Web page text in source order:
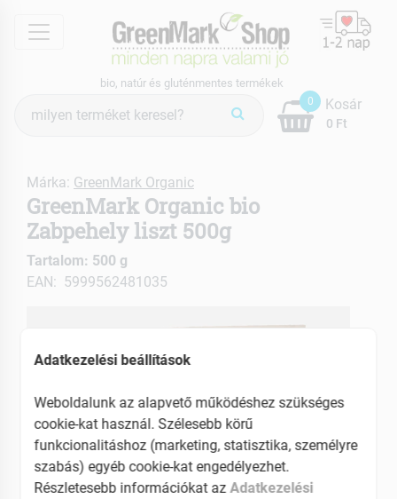
menu
bio, natúr és gluténmentes termékek
keresés
0
0 Ft
Kosár
Márka: GreenMark Organic
GreenMark Organic bio
Zabpehely liszt 500g
Tartalom: 500 g
EAN: 5999562481035
Adatkezelési beállítások
Weboldalunk az alapvető működéshez szükséges
cookie-kat használ. Szélesebb körű
funkcionalitáshoz (marketing, statisztika, személyre
szabás) egyéb cookie-kat engedélyezhet.
Részletesebb információkat az Adatkezelési